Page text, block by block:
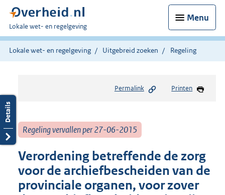
Menu
U
bent
hier:
Lokale wet- en regelgeving
Lokale wet- en regelgeving Uitgebreid zoeken Regeling
Permalink Printen
Regeling vervallen per 27-06-2015
Verordening betreffende de zorg
voor de archiefbescheiden van de
provinciale organen, voor zover